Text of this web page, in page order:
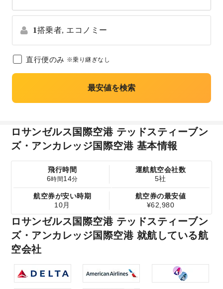
1搭乗者, エコノミー
直行便のみ ※乗り継ぎなし
最安値を検索
ロサンゼルス国際空港 テッドスティーブン
ズ・アンカレッジ国際空港 基本情報
飛行時間
6時間14分
運航航空会社数
5社
航空券が安い時期
10月
航空券の最安値
¥62,980
ロサンゼルス国際空港 テッドスティーブン
ズ・アンカレッジ国際空港 就航している航
空会社